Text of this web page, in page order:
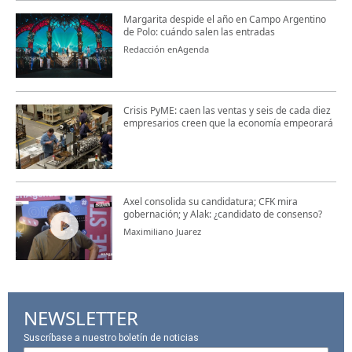
Margarita despide el año en Campo Argentino
de Polo: cuándo salen las entradas
Redacción enAgenda
Crisis PyME: caen las ventas y seis de cada diez
empresarios creen que la economía empeorará
Axel consolida su candidatura; CFK mira
gobernación; y Alak: ¿candidato de consenso?
Maximiliano Juarez
NEWSLETTER
Suscríbase a nuestro boletín de noticias